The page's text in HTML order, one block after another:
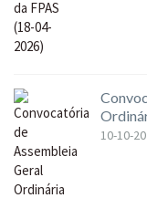
10-10-